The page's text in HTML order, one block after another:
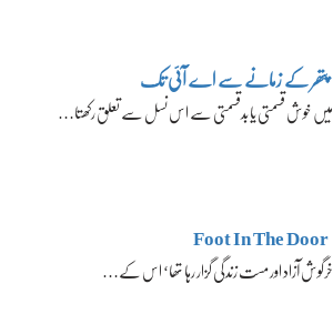
پتھر کے زمانے سے اے آئی تک
میں خوش قسمتی یا بدقسمتی سے اس نسل سے تعلق رکھتا…
Foot In The Door
خرگوش آزاد اور مست زندگی گزار رہا تھا‘ اس کے…